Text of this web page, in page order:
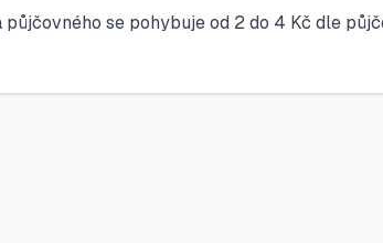
se pohybuje od 2 do 4 Kč dle